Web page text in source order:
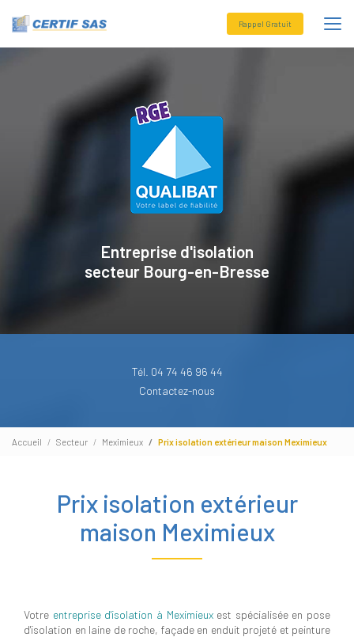
Rappel Gratuit
Entreprise d'isolation
secteurBourg-en-Bresse
Tél. 04 74 46 96 44
Contactez-nous
Accueil Secteur Meximieux Prix isolation extérieur maison Meximieux
Prix isolation extérieur
maison Meximieux
Votre entreprise d'isolation à Meximieuxest spécialisée en pose
d'isolation en laine de roche, façade en enduit projeté et peinture